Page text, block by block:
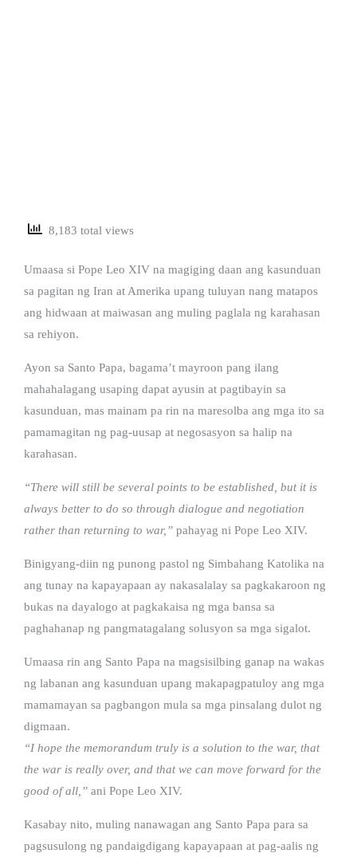
8,183 total views
Umaasa si Pope Leo XIV na magiging daan ang kasunduan
sa pagitan ng Iran at Amerika upang tuluyan nang matapos
ang hidwaan at maiwasan ang muling paglala ng karahasan
sa rehiyon.
Ayon sa Santo Papa, bagama’t mayroon pang ilang
mahahalagang usaping dapat ayusin at pagtibayin sa
kasunduan, mas mainam pa rin na maresolba ang mga ito sa
pamamagitan ng pag-uusap at negosasyon sa halip na
karahasan.
“There will still be several points to be established, but it is
always better to do so through dialogue and negotiation
rather than returning to war,” pahayag ni Pope Leo XIV.
Binigyang-diin ng punong pastol ng Simbahang Katolika na
ang tunay na kapayapaan ay nakasalalay sa pagkakaroon ng
bukas na dayalogo at pagkakaisa ng mga bansa sa
paghahanap ng pangmatagalang solusyon sa mga sigalot.
Umaasa rin ang Santo Papa na magsisilbing ganap na wakas
ng labanan ang kasunduan upang makapagpatuloy ang mga
mamamayan sa pagbangon mula sa mga pinsalang dulot ng
digmaan.
“I hope the memorandum truly is a solution to the war, that
the war is really over, and that we can move forward for the
good of all,” ani Pope Leo XIV.
Kasabay nito, muling nanawagan ang Santo Papa para sa
pagsusulong ng pandaigdigang kapayapaan at pag-aalis ng